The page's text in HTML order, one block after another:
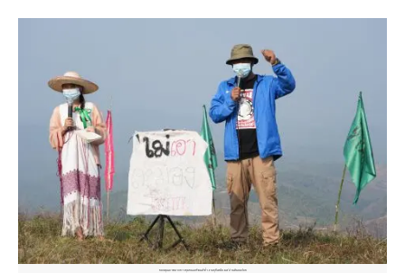
ขอบคุณภาพจากชาวชุมชนและคณะทำงานยุติเหมืองแร่ถ่านหินอมก๋อย